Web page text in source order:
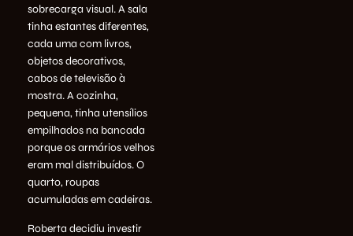
sobrecarga visual. A sala
tinha estantes diferentes,
cada uma com livros,
objetos decorativos,
cabos de televisão à
mostra. A cozinha,
pequena, tinha utensílios
empilhados na bancada
porque os armários velhos
eram mal distribuídos. O
quarto, roupas
acumuladas em cadeiras.
Roberta decidiu investir